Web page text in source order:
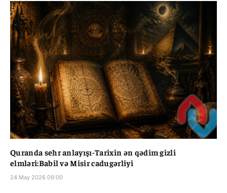
Quranda sehr anlayışı-Tarixin ən qədim gizli
elmləri:Babil və Misir cadugərliyi
24 May 2026 09:00